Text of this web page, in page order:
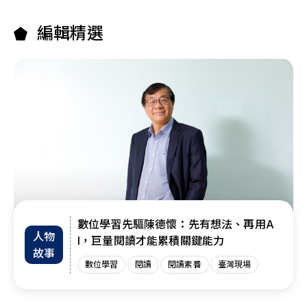
編輯精選
人物
故事
數位學習先驅陳德懷：先有想法、再用A
I，巨量閱讀才能累積關鍵能力
數位學習 閱讀 閱讀素養 臺灣現場